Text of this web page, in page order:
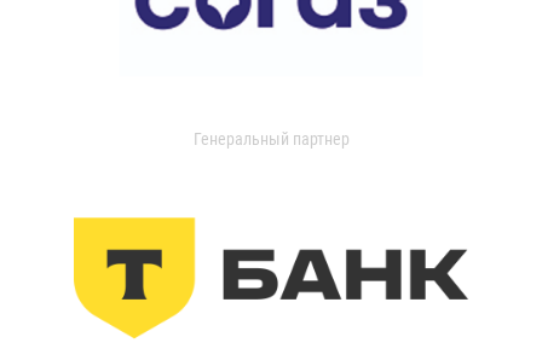
Генеральный партнер